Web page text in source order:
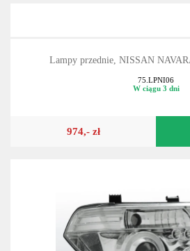
Lampy przednie, NISSAN
75.LPNI06
W ciągu 3 dni
974,- zł